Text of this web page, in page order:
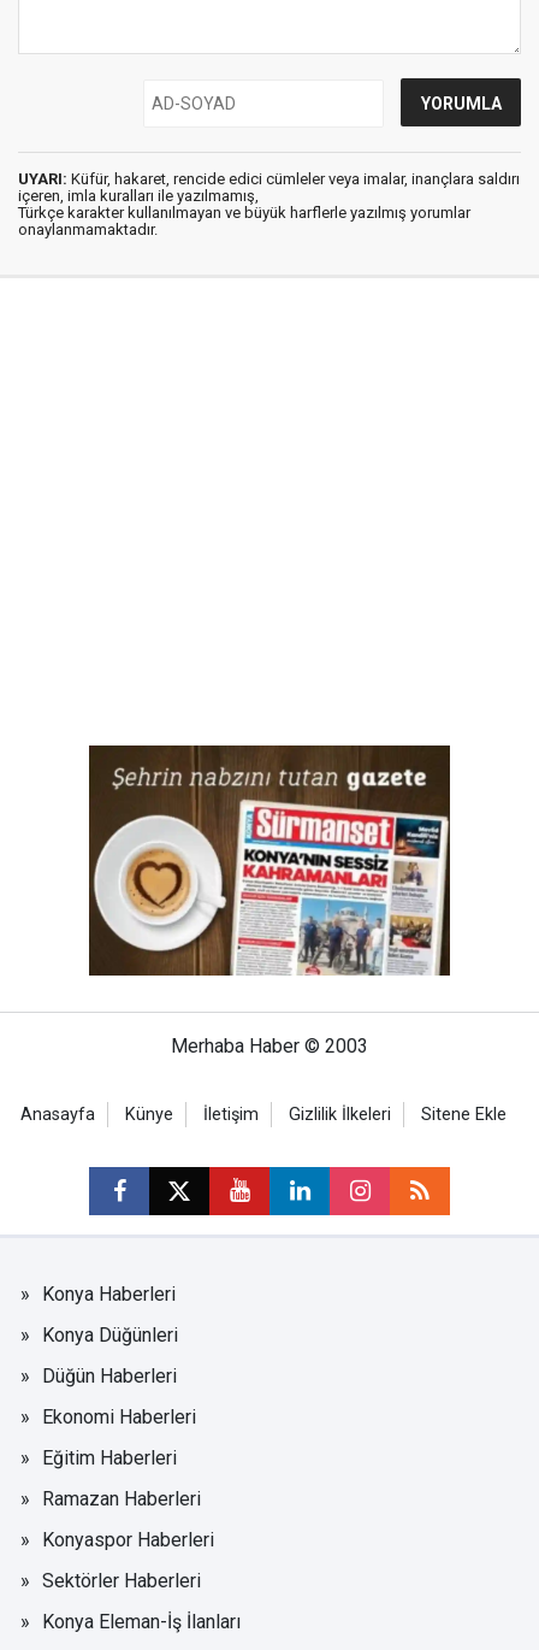
UYARI: Küfür, hakaret, rencide edici cümleler veya imalar, inançlara saldırı
içeren, imla kuralları ile yazılmamış,
Türkçe karakter kullanılmayan ve büyük harflerle yazılmış yorumlar
onaylanmamaktadır.
Merhaba Haber © 2003
Anasayfa Künye İletişim Gizlilik İlkeleri Sitene Ekle
Konya Haberleri
Konya Düğünleri
Düğün Haberleri
Ekonomi Haberleri
Eğitim Haberleri
Ramazan Haberleri
Konyaspor Haberleri
Sektörler Haberleri
Konya Eleman-İş İlanları